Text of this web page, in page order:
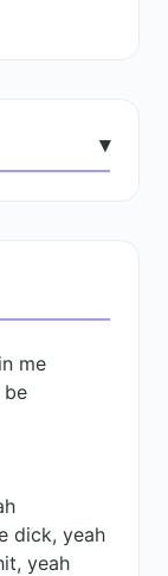
▾
me
be
dick, yeah
yeah